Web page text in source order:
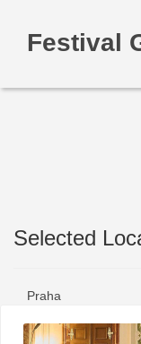
Festival
Selected
Praha